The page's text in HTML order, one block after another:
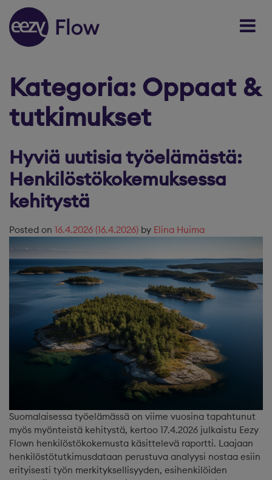
Skip to content
Kategoria: Oppaat &
tutkimukset
Hyviä uutisia työelämästä:
Henkilöstökokemuksessa
kehitystä
Posted on 16.4.2026 (16.4.2026) by Elina Huima
Suomalaisessa työelämässä on viime vuosina tapahtunut
myös myönteistä kehitystä, kertoo 17.4.2026 julkaistu Eezy
Flown henkilöstökokemusta käsittelevä raportti. Laajaan
henkilöstötutkimusdataan perustuva analyysi nostaa esiin
erityisesti työn merkityksellisyyden, esihenkilöiden